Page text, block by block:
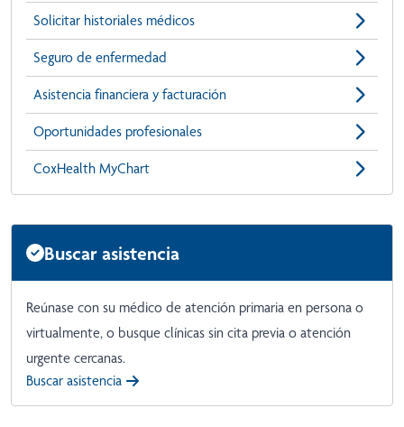
Solicitar historiales médicos
Seguro de enfermedad
Asistencia financiera y facturación
Oportunidades profesionales
CoxHealth MyChart
Buscar asistencia
Reúnase con su médico de atención primaria en persona o
virtualmente, o busque clínicas sin cita previa o atención
urgente cercanas.
Buscar asistencia